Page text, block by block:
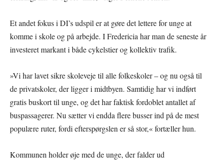
Et andet fokus i DI’s udspil er at gøre det lettere for unge at
komme i skole og på arbejde. I Fredericia har man de seneste år
investeret markant i både cykelstier og kollektiv trafik.
»Vi har lavet sikre skoleveje til alle folkeskoler – og nu også til
de privatskoler, der ligger i midtbyen. Samtidig har vi indført
gratis buskort til unge, og det har faktisk fordoblet antallet af
buspassagerer. Nu sætter vi endda flere busser ind på de mest
populære ruter, fordi efterspørgslen er så stor,« fortæller hun.
Kommunen holder øje med de unge, der falder ud